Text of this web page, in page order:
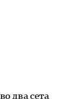
два сета